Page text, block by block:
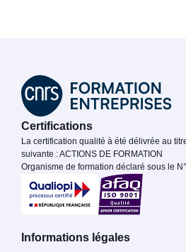
Certifications
La certification qualité à été délivrée au
suivante : ACTIONS DE FORMATION
Organisme de formation déclaré sous le
Informations légales